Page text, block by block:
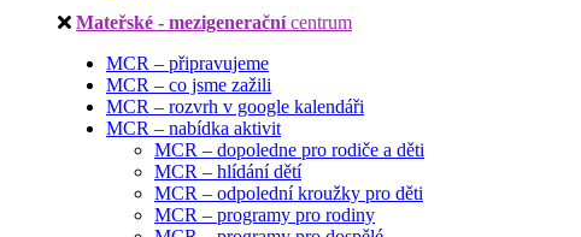
Mateřské - mezigenerační centrum
MCR – připravujeme
MCR – co jsme zažili
MCR – rozvrh v google kalendáři
MCR – nabídka aktivit
MCR – dopoledne pro rodiče a děti
MCR – hlídání dětí
MCR – odpolední kroužky pro děti
MCR – programy pro rodiny